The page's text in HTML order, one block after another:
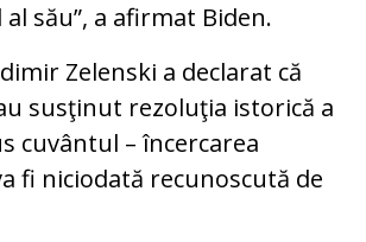
său”, a afirmat Biden.
Zelenski a declarat că
susţinut rezoluţia istorică a
cuvântul – încercarea
fi niciodată recunoscută de